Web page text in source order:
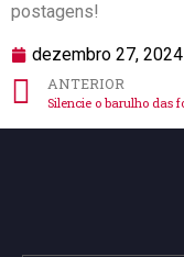
postagens!
dezembro 27, 2024
ANTERIOR